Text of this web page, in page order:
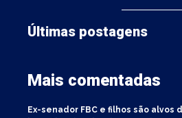
Últimas postagens
Mais comentadas
Ex-senador FBC e filhos são alvos